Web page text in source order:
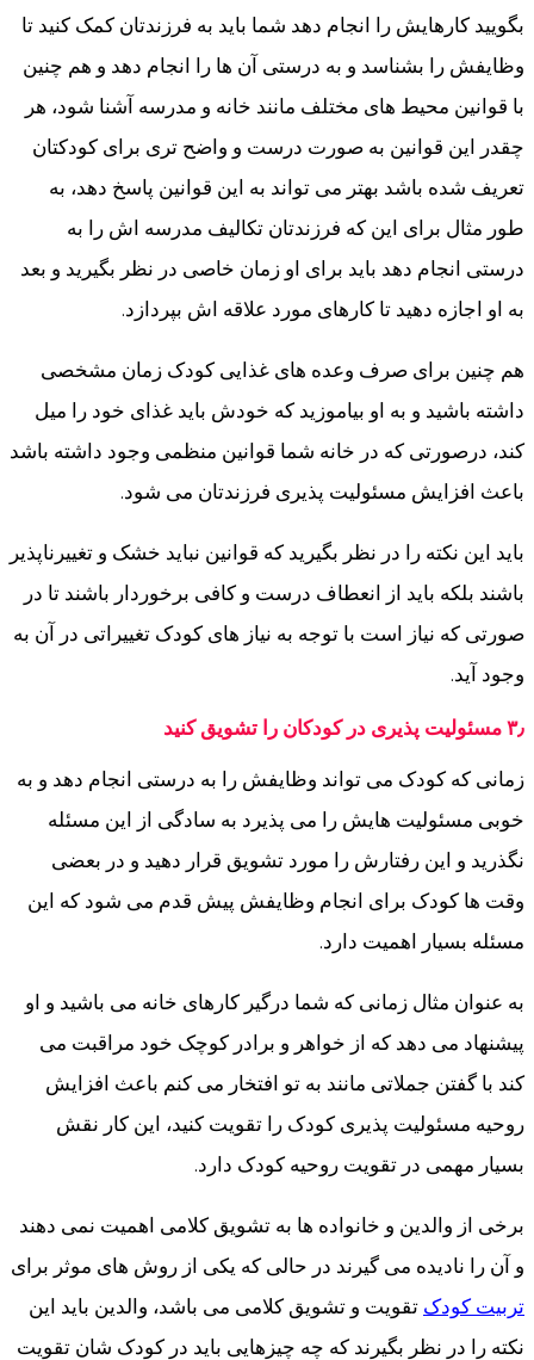
بگویید کارهایش را انجام دهد شما باید به فرزندتان کمک کنید تا
وظایفش را بشناسد و به درستی آن ها را انجام دهد و هم چنین
با قوانین محیط های مختلف مانند خانه و مدرسه آشنا شود، هر
چقدر این قوانین به صورت درست و واضح تری برای کودکتان
تعریف شده باشد بهتر می تواند به این قوانین پاسخ دهد، به
طور مثال برای این که فرزندتان تکالیف مدرسه اش را به
درستی انجام دهد باید برای او زمان خاصی در نظر بگیرید و بعد
به او اجازه دهید تا کارهای مورد علاقه اش بپردازد.
هم چنین برای صرف وعده های غذایی کودک زمان مشخصی
داشته باشید و به او بیاموزید که خودش باید غذای خود را میل
کند، درصورتی که در خانه شما قوانین منظمی وجود داشته باشد
باعث افزایش مسئولیت پذیری فرزندتان می شود.
باید این نکته را در نظر بگیرید که قوانین نباید خشک و تغییرناپذیر
باشند بلکه باید از انعطاف درست و کافی برخوردار باشند تا در
صورتی که نیاز است با توجه به نیاز های کودک تغییراتی در آن به
وجود آید.
۳٫ مسئولیت پذیری در کودکان را تشویق کنید
زمانی که کودک می تواند وظایفش را به درستی انجام دهد و به
خوبی مسئولیت هایش را می پذیرد به سادگی از این مسئله
نگذرید و این رفتارش را مورد تشویق قرار دهید و در بعضی
وقت ها کودک برای انجام وظایفش پیش قدم می شود که این
مسئله بسیار اهمیت دارد.
به عنوان مثال زمانی که شما درگیر کارهای خانه می باشید و او
پیشنهاد می دهد که از خواهر و برادر کوچک خود مراقبت می
کند با گفتن جملاتی مانند به تو افتخار می کنم باعث افزایش
روحیه مسئولیت پذیری کودک را تقویت کنید، این کار نقش
بسیار مهمی در تقویت روحیه کودک دارد.
برخی از والدین و خانواده ها به تشویق کلامی اهمیت نمی دهند
و آن را نادیده می گیرند در حالی که یکی از روش های موثر برای
تربیت کودک تقویت و تشویق کلامی می باشد، والدین باید این
نکته را در نظر بگیرند که چه چیزهایی باید در کودک شان تقویت